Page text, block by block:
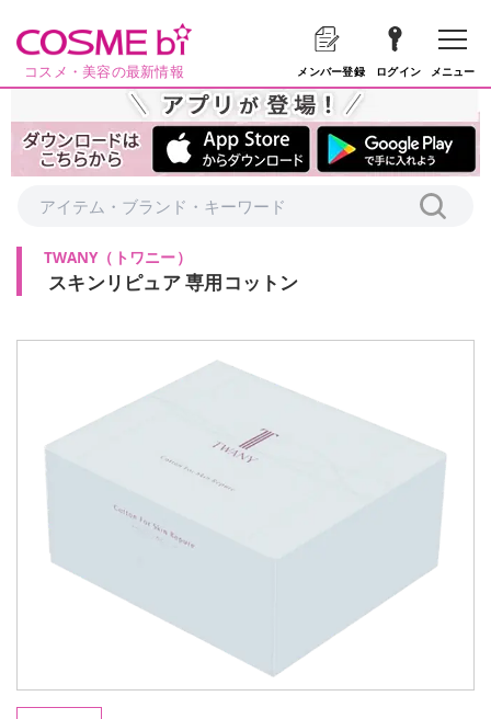
コスメ・美容の最新情報 メンバー登録 ログイン メニュー
TWANY（ トワニー）
スキンリピュア 専用コットン